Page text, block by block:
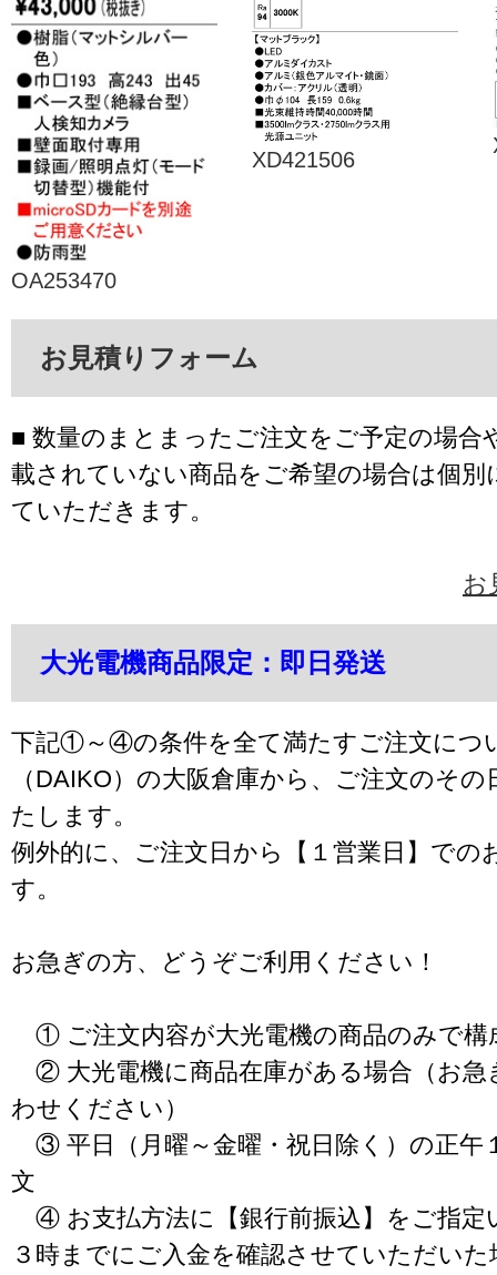
OA253470
XD421506
お見積りフォーム
■ 数量のまとまったご注文をご予定の場合
載されていない商品をご希望の場合は個別
ていただきます。
お
大光電機商品限定：即日発送
下記①～④の条件を全て満たすご注文につ
（DAIKO）の大阪倉庫から、ご注文のそ
たします。
例外的に、ご注文日から【１営業日】での
す。
お急ぎの方、どうぞご利用ください！
① ご注文内容が大光電機の商品のみで構
② 大光電機に商品在庫がある場合（お急
わせください）
③ 平日（月曜～金曜・祝日除く）の正午
文
④ お支払方法に【銀行前振込】をご指定
３時までにご入金を確認させていただいた